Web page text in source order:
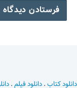
دانلود کتاب.دانلود فیلم.